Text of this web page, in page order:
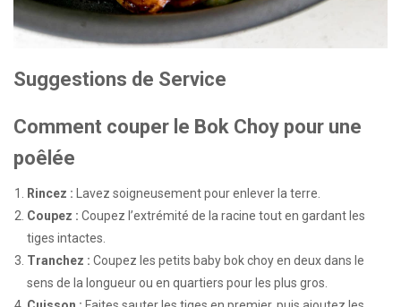
Suggestions de Service
Comment couper le Bok Choy pour une
poêlée
Rincez : Lavez soigneusement pour enlever la terre.
Coupez : Coupez l’extrémité de la racine tout en gardant les
tiges intactes.
Tranchez : Coupez les petits baby bok choy en deux dans le
sens de la longueur ou en quartiers pour les plus gros.